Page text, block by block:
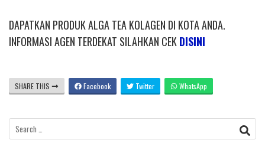
DAPATKAN PRODUK ALGA TEA KOLAGEN DI KOTA ANDA.
INFORMASI AGEN TERDEKAT SILAHKAN CEKDISINI
SHARE THIS Facebook Twitter WhatsApp
Search
for: